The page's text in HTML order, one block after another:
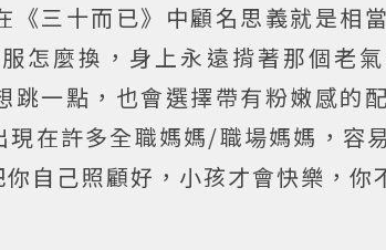
三十而已》中顧名思義就是相
怎麼換，身上永遠揹著那個老
一點，也會選擇帶有粉嫩感的
在許多全職媽媽/職場媽媽，容
自己照顧好，小孩才會快樂，你